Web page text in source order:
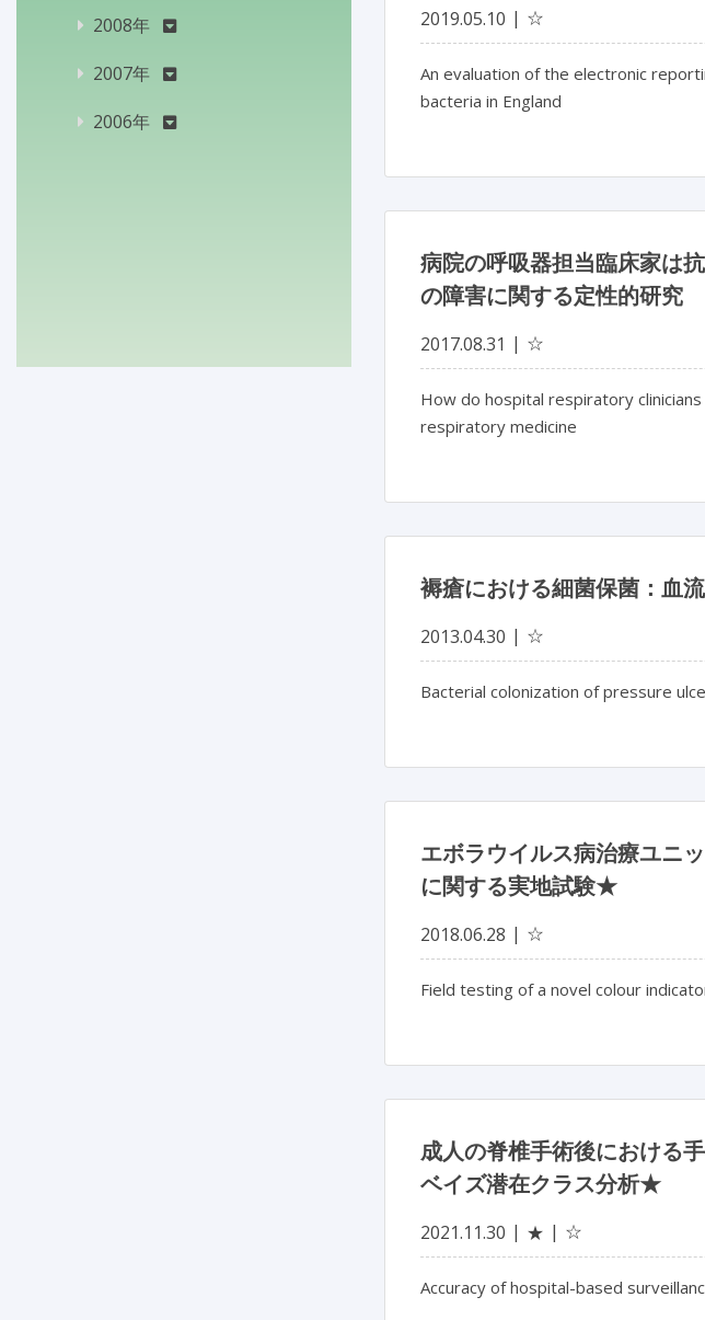
2019.05.10 ☆
An evaluation of the electronic
bacteria in England
病院の呼吸器担当臨床家は
の障害に関する定性的研究
2017.08.31 ☆
How do hospital respiratory
respiratory medicine
褥瘡における細菌保菌：血
2013.04.30 ☆
Bacterial colonization of pressure
エボラウイルス病治療ユニ
に関する実地試験★
2018.06.28 ☆
Field testing of a novel colour
成人の脊椎手術後における
ベイズ潜在クラス分析★
2021.11.30 ★ ☆
Accuracy of hospital-based
2008年
2007年
2006年